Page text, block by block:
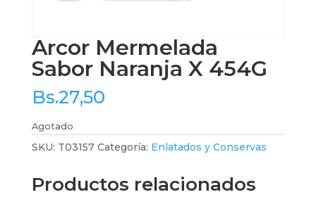
Arcor Mermelada
Sabor Naranja X 454G
Bs.27,50
Agotado
SKU: T03157 Categoría: Enlatados y Conservas
Productos relacionados